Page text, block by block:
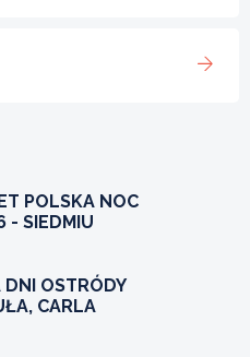
POLSKA NOC
- SIEDMIU
OSTRÓDY
CARLA